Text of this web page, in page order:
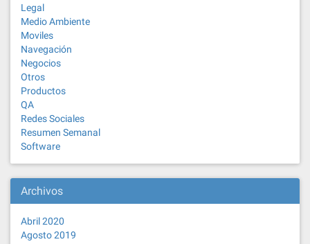
Legal
Medio Ambiente
Moviles
Navegación
Negocios
Otros
Productos
QA
Redes Sociales
Resumen Semanal
Software
Archivos
Abril 2020
Agosto 2019